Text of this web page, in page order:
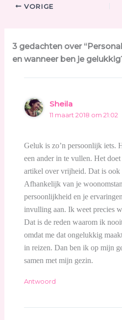
VORIGE
3 gedachten over
en wanneer ben je
Sheila
11 maart 2018 om 21:02
Geluk is zo’n persoonlijk iets.
een ander in te vullen. Het
artikel over vrijheid. Dat is ook
Afhankelijk van je
persoonlijkheid en je
invulling aan. Ik weet precies
Dat is de reden waarom ik
omdat me dat ongelukkig
in reizen. Dan ben ik op mijn
samen met mijn gezin.
Antwoord